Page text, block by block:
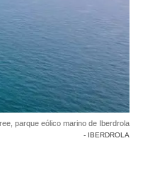
parque eólico marino de Iberdrola
- IBERDROLA